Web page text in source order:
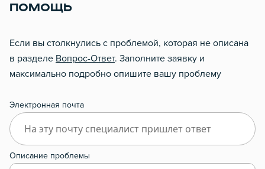
ПОМОЩЬ
Если вы столкнулись с проблемой, которая не описана
в разделе Вопрос-Ответ. Заполните заявку и
максимально подробно опишите вашу проблему
Электронная почта
Описание проблемы